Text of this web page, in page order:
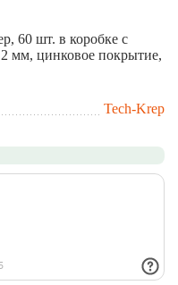
60 шт. в коробке с
мм, цинковое покрытие,
Tech-Krep